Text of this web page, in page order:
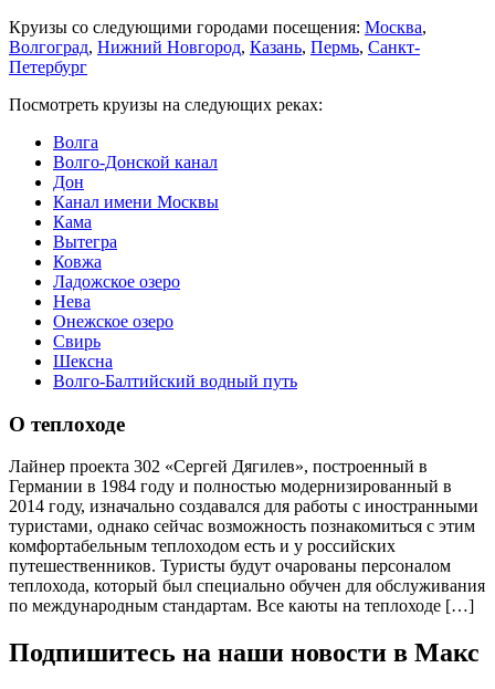
Круизы со следующими городами посещения: Москва,
Волгоград, Нижний Новгород, Казань, Пермь, Санкт-
Петербург
Посмотреть круизы на следующих реках:
Волга
Волго-Донской канал
Дон
Канал имени Москвы
Кама
Вытегра
Ковжа
Ладожское озеро
Нева
Онежское озеро
Свирь
Шексна
Волго-Балтийский водный путь
О теплоходе
Лайнер проекта 302 «Сергей Дягилев», построенный в
Германии в 1984 году и полностью модернизированный в
2014 году, изначально создавался для работы с иностранными
туристами, однако сейчас возможность познакомиться с этим
комфортабельным теплоходом есть и у российских
путешественников. Туристы будут очарованы персоналом
теплохода, который был специально обучен для обслуживания
по международным стандартам. Все каюты на теплоходе […]
Подпишитесь на наши новости в Макс